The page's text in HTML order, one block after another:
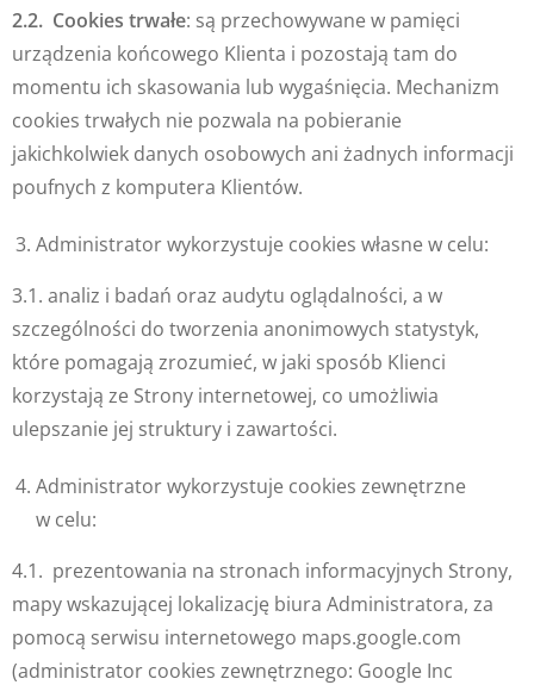
2.2. Cookies trwałe: są przechowywane w pamięci
urządzenia końcowego Klienta i pozostają tam do
momentu ich skasowania lub wygaśnięcia. Mechanizm
cookies trwałych nie pozwala na pobieranie
jakichkolwiek danych osobowych ani żadnych informacji
poufnych z komputera Klientów.
Administrator wykorzystuje cookies własne w celu:
3.1. analiz i badań oraz audytu oglądalności, a w
szczególności do tworzenia anonimowych statystyk,
które pomagają zrozumieć, w jaki sposób Klienci
korzystają ze Strony internetowej, co umożliwia
ulepszanie jej struktury i zawartości.
Administrator wykorzystuje cookies zewnętrzne
w celu:
4.1. prezentowania na stronach informacyjnych Strony,
mapy wskazującej lokalizację biura Administratora, za
pomocą serwisu internetowego maps.google.com
(administrator cookies zewnętrznego: Google Inc